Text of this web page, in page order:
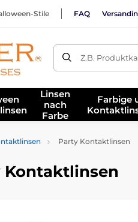
Stile FAQ
Z.B.
Linsen
nach
Farbe
Farbige
Party Kontaktlinsen
Kontaktlinsen